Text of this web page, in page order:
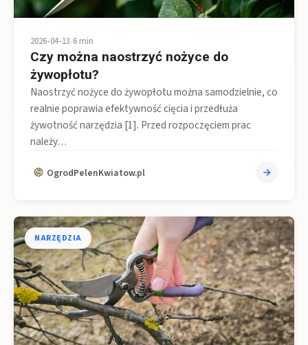
2026-04-13•6 min
Czy można naostrzyć nożyce do
żywopłotu?
Naostrzyć nożyce do żywopłotu można samodzielnie, co
realnie poprawia efektywność cięcia i przedłuża
żywotność narzędzia [1]. Przed rozpoczęciem prac
należy…
OgrodPelenKwiatow.pl
NARZĘDZIA